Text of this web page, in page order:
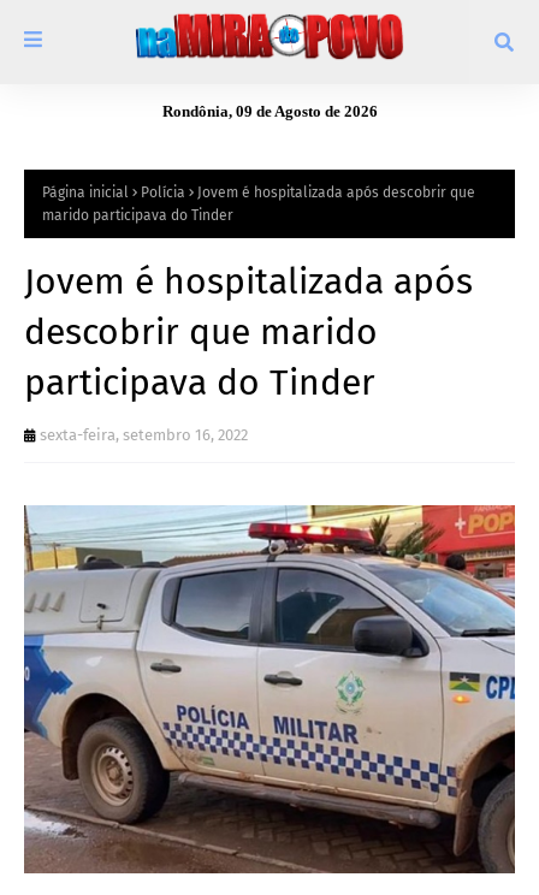
Rondônia, 09 de Agosto de 2026
Página inicial Polícia
Jovem é hospitalizada após descobrir que
marido participava do Tinder
Jovem é hospitalizada após
descobrir que marido
participava do Tinder
sexta-feira, setembro 16, 2022